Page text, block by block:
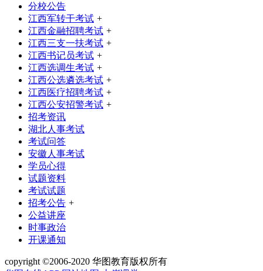
分校公告
江西军转干考试 +
江西金融招聘考试 +
江西三支一扶考试 +
江西书记员考试 +
江西选调生考试 +
江西公选遴选考试 +
江西医疗招聘考试 +
江西公安招警考试 +
招考资讯
湖北人事考试
考试问答
安徽人事考试
学员心得
试题资料
考试试题
招考公告 +
公益讲座
时事政治
开课通知
copyright ©2006-2020 华图教育版权所有